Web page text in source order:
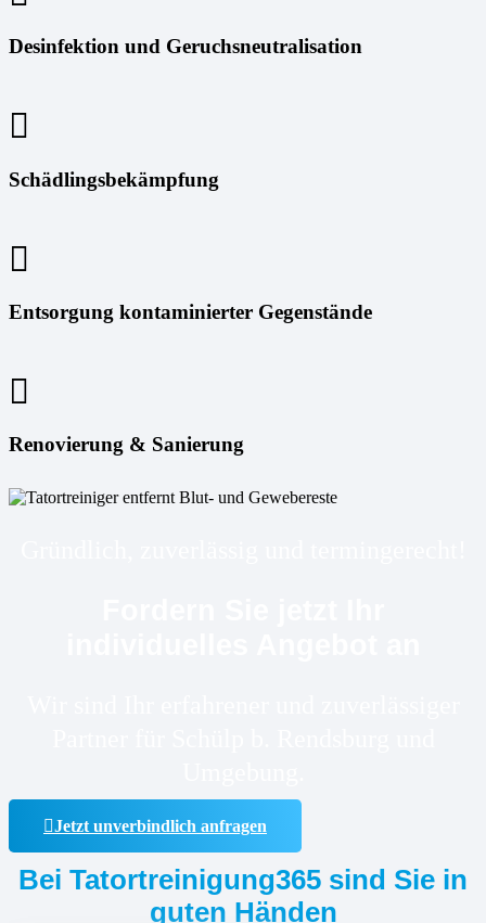
Desinfektion und Geruchsneutralisation
Schädlingsbekämpfung
Entsorgung kontaminierter Gegenstände
Renovierung & Sanierung
Jetzt unverbindlich anfragen
Bei Tatortreinigung365 sind Sie in
guten Händen